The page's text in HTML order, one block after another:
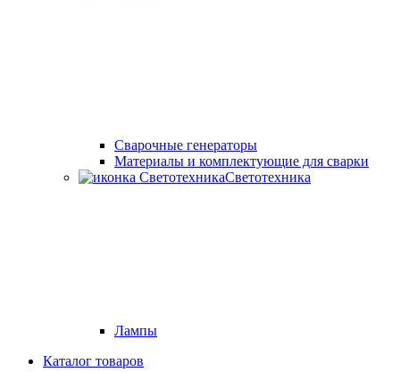
Cварочные генераторы
Материалы и комплектующие для сварки
Светотехника
Лампы
Каталог товаров